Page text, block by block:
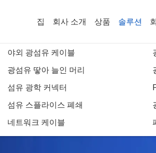
집 회사 소개 상품
야외 광섬유 케이블
광섬유 땋아 늘인 머리
섬유 광학 커넥터
섬유 스플라이스 폐쇄
네트워크 케이블
솔루션
솔루션 세부 사항